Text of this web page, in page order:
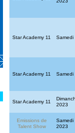
Star Academy 11 Samedi
Star Academy 11 Samedi
Star Academy 11
2023
Emissions de
Talent Show
Samedi
2023